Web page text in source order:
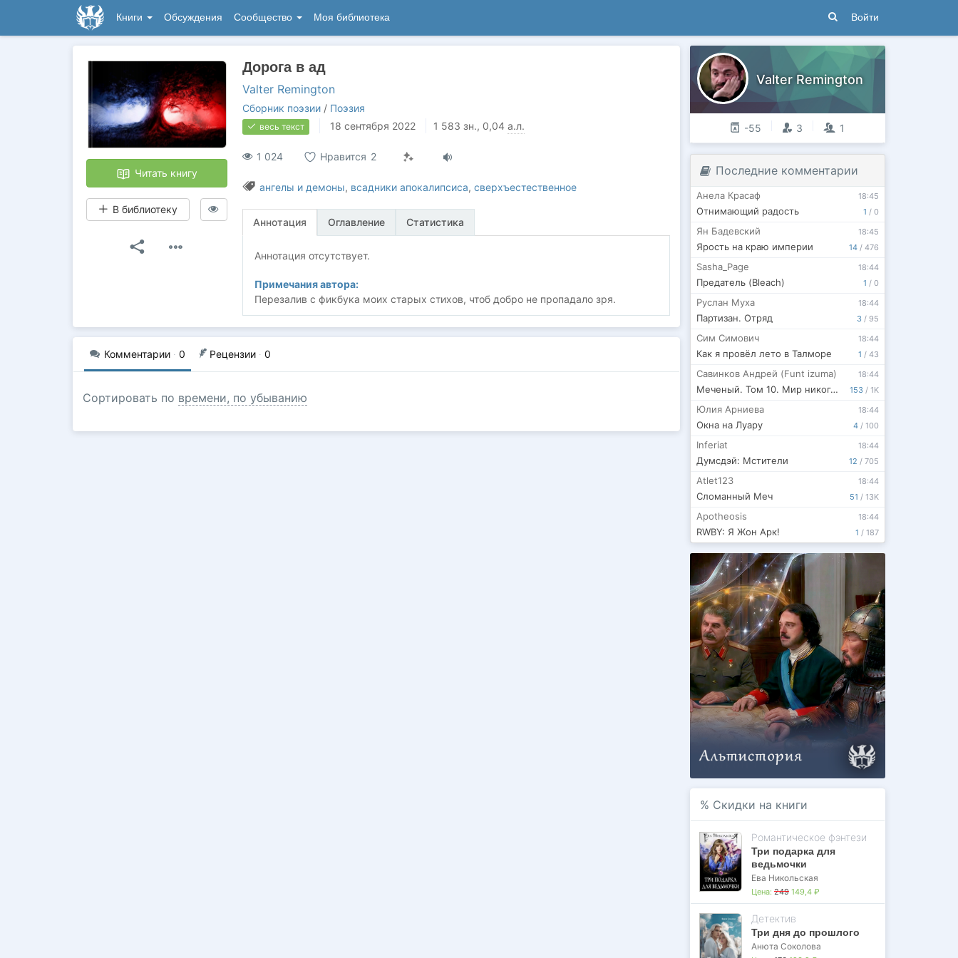
Книги Обсуждения Сообщество Моя библиотека Войти
Читать книгу
В библиотеку
Дорога в ад
Valter Remington
Сборник поэзии/ Поэзия
весь текст 18 сентября 2022 1 583 зн., 0,04 а.л.
1 024 Нравится 2
ангелы и демоны, всадники апокалипсиса, сверхъестественное
Аннотация Оглавление Статистика
Аннотация отсутствует.
Примечания автора:
Перезалив с фикбука моих старых стихов, чтоб добро не пропадало зря.
Комментарии · 0 Рецензии · 0
Сортировать по времени, по убыванию
Valter Remington
-55 3 1
Последние комментарии
1 / 0
18:45
Анела Красаф
Отнимающий радость
14 / 476
18:45
Ян Бадевский
Ярость на краю империи
1 / 0
18:44
Sasha_Page
Предатель (Bleach)
3 / 95
18:44
Руслан Муха
Партизан. Отряд
1 / 43
18:44
Сим Симович
Как я провёл лето в Талморе
153 / 1K
18:44
Савинков Андрей (Funt izuma)
Меченый. Том 10. Мир никогда не будет прежним
4 / 100
18:44
Юлия Арниева
Окна на Луару
12 / 705
18:44
Inferiat
Думсдэй: Мстители
51 / 13K
18:44
Atlet123
Сломанный Меч
1 / 187
18:44
Apotheosis
RWBY: Я Жон Арк!
% Скидки на книги
Романтическое фэнтези
Три подарка для
ведьмочки
Ева Никольская
Цена: 249 149,4 ₽
Детектив
Три дня до прошлого
Анюта Соколова